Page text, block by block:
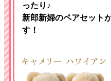
ったり♪
新郎新婦のペアセット
す！